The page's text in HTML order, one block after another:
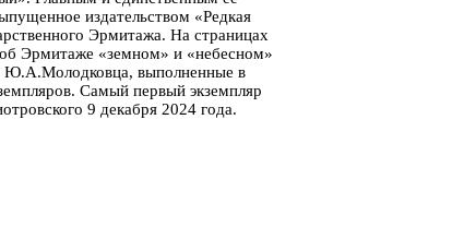
издательством «Редкая
Эрмитажа. На страницах
Эрмитаже «земном» и «небесном»
Ю.А.Молодковца, выполненные в
Самый первый экземпляр
9 декабря 2024 года.